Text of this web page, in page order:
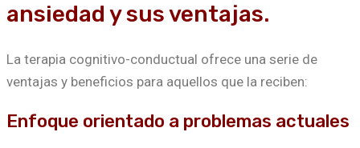
ansiedad y sus ventajas.
La terapia cognitivo-conductual ofrece una serie de
ventajas y beneficios para aquellos que la reciben:
Enfoque orientado a problemas actuales